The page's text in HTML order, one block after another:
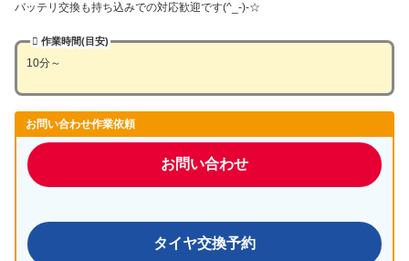
バッテリ交換も持ち込みでの対応歓迎です(^_-)-☆
作業時間(目安)
10分～
お問い合わせ作業依頼
お問い合わせ
タイヤ交換予約